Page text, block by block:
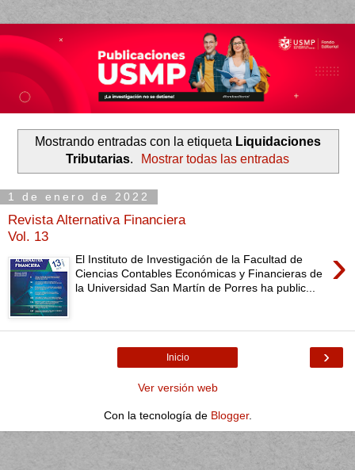
Mostrando entradas con la etiqueta Liquidaciones
Tributarias. Mostrar todas las entradas
1 de enero de 2022
Revista Alternativa Financiera
Vol. 13
›
El Instituto de Investigación de la Facultad de
Ciencias Contables Económicas y Financieras de
la Universidad San Martín de Porres ha public...
›
Inicio
Ver versión web
Con la tecnología de Blogger.